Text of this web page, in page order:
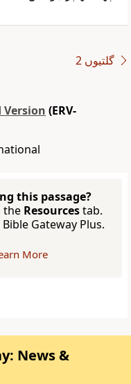
گلتیوں 2
Version (ERV-
this passage?
the Resourcestab.
Gateway Plus.
More
News &